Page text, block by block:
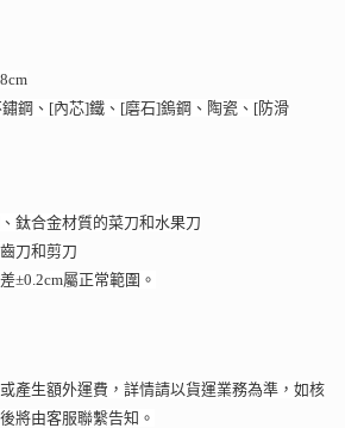
鋼、[內芯]鐵、[磨石]鎢鋼、陶瓷、[防滑
鈦合金材質的菜刀和水果刀
刀和剪刀
±0.2cm屬正常範圍。
產生額外運費，詳情請以貨運業務為準，如核
將由客服聯繫告知。